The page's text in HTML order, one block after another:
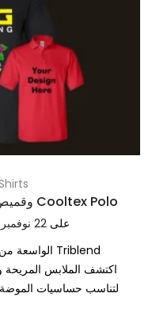
ارتقِ بأسلوبك مع قمصان Triblend وقميص Cooltex Polo
على 22 نوفمبر 2023
لتناسب حساسيات